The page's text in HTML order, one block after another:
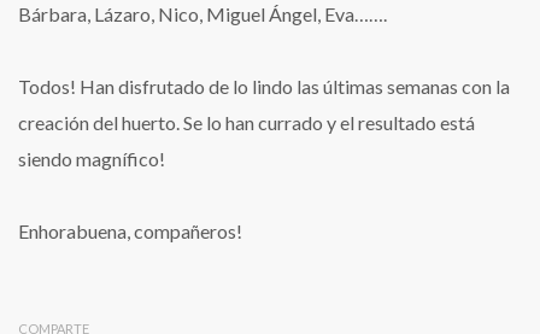
Bárbara, Lázaro, Nico, Miguel Ángel, Eva…….
Todos! Han disfrutado de lo lindo las últimas semanas con la
creación del huerto. Se lo han currado y el resultado está
siendo magnífico!
Enhorabuena, compañeros!
COMPARTE